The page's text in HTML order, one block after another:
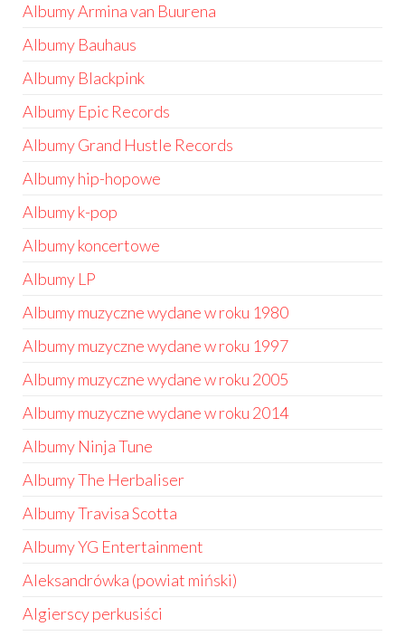
Albumy Armina van Buurena
Albumy Bauhaus
Albumy Blackpink
Albumy Epic Records
Albumy Grand Hustle Records
Albumy hip-hopowe
Albumy k-pop
Albumy koncertowe
Albumy LP
Albumy muzyczne wydane w roku 1980
Albumy muzyczne wydane w roku 1997
Albumy muzyczne wydane w roku 2005
Albumy muzyczne wydane w roku 2014
Albumy Ninja Tune
Albumy The Herbaliser
Albumy Travisa Scotta
Albumy YG Entertainment
Aleksandrówka (powiat miński)
Algierscy perkusiści